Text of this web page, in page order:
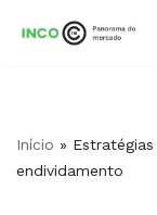
conteúdo
Início »
endividamento